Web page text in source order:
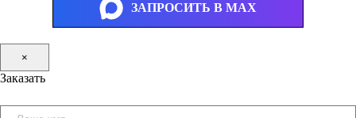
ЗАПРОСИТЬ В MAX
×
Заказать